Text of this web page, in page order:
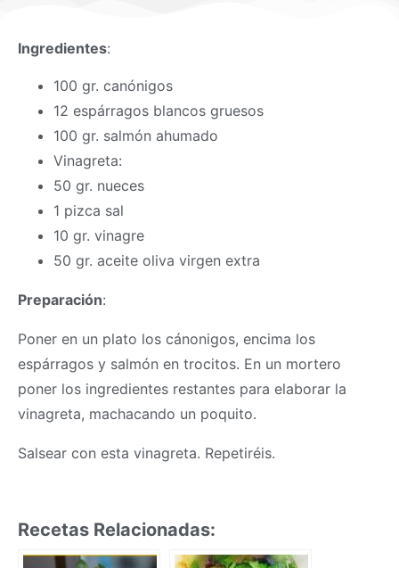
Ingredientes:
100 gr. canónigos
12 espárragos blancos gruesos
100 gr. salmón ahumado
Vinagreta:
50 gr. nueces
1 pizca sal
10 gr. vinagre
50 gr. aceite oliva virgen extra
Preparación:
Poner en un plato los cánonigos, encima los
espárragos y salmón en trocitos. En un mortero
poner los ingredientes restantes para elaborar la
vinagreta, machacando un poquito.
Salsear con esta vinagreta. Repetiréis.
Recetas Relacionadas: